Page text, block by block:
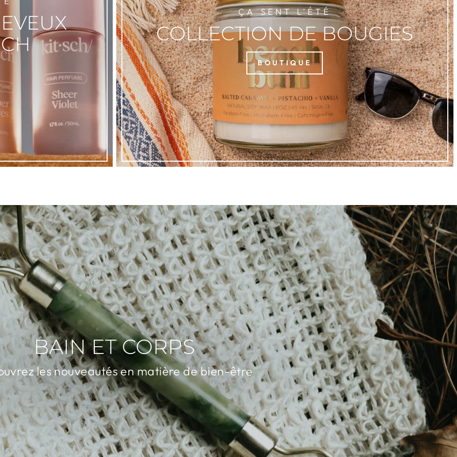
ÇA SENT L'ÉTÉ
COLLECTION DE BOUGIES
BOUTIQUE
BAIN ET CORPS
les nouveautés en matière de bien-être
DÉCOUVREZ LA COLLECTION